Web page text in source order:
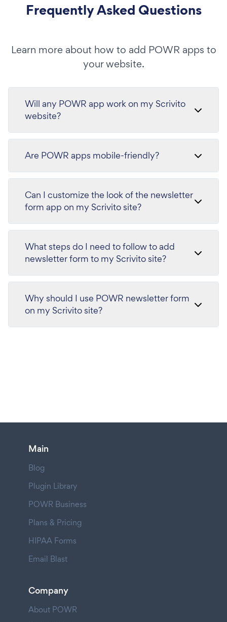
Frequently Asked Questions
Learn more about how to add POWR apps to
your website.
Will any POWR app work on my Scrivito
website?
Are POWR apps mobile-friendly?
Can I customize the look of the newsletter
form app on my Scrivito site?
What steps do I need to follow to add
newsletter form to my Scrivito site?
Why should I use POWR newsletter form
on my Scrivito site?
Main
Blog
Plugin Library
POWR Business
Plans & Pricing
HIPAA Forms
Email Blast
Company
About POWR